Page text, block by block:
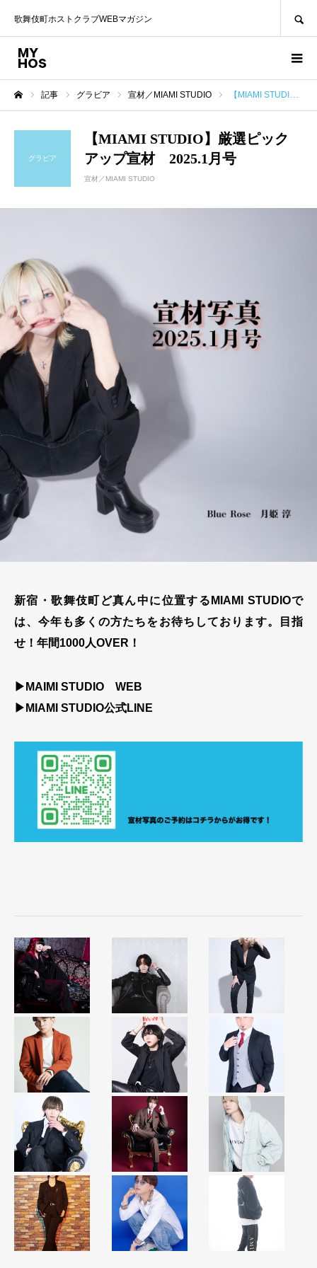
歌舞伎町ホストクラブWEBマガジン
記事 グラビア 宣材／MIAMI STUDIO 【MIAMI STUDIO】厳選ピックアップ宣材 2025.1月号
グラビア
【MIAMI STUDIO】厳選ピック
アップ宣材 2025.1月号
宣材／MIAMI STUDIO
新宿・歌舞伎町ど真ん中に位置するMIAMI STUDIOで
は、今年も多くの方たちをお待ちしております。目指
せ！年間1000人OVER！
▶ MAIMI STUDIO WEB
▶ MIAMI STUDIO公式LINE